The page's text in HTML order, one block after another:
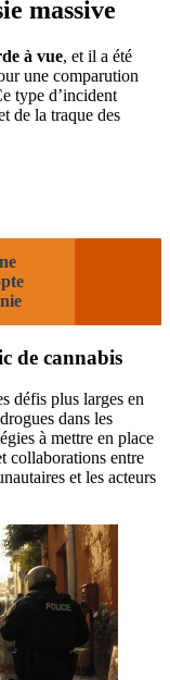
massive
à vue, et il a été
une comparution
type d’incident
de la traque des
de cannabis
défis plus larges en
dans les
à mettre en place
collaborations entre
et les acteurs